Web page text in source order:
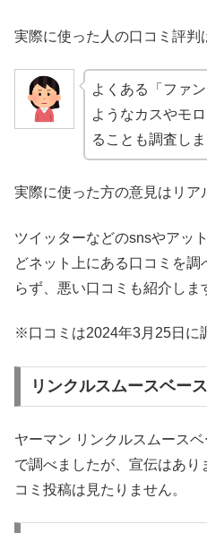
実際に使った人の口コミ評判
よくある「ファ
ようなカスやモ
ることも調査しま
実際に使った方の意見はリア
ツイッターなどのsnsやアッ
どネット上にある口コミを
らず、悪い口コミも紹介しま
※口コミは2024年3月25日に
リンクルスムースベー
ヤーマン リンクルスムース
で調べましたが、宣伝はあ
コミ投稿は見たりません。